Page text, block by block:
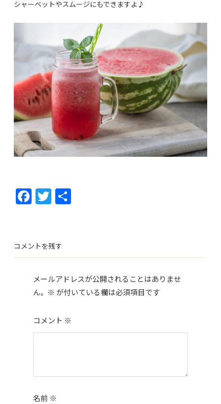
シャーベットやスムージにもできますよ♪
F
ac
b
o
o
k
T
w
er
コメントを残す
メールアドレスが公開されることはありませ
ん。 ※ が付いている欄は必須項目です
コメント ※
名前 ※